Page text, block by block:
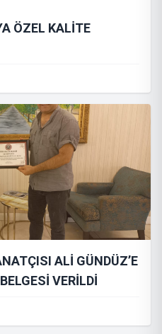
ÖZEL KALİTE
ALİ GÜNDÜZ’E
VERİLDİ